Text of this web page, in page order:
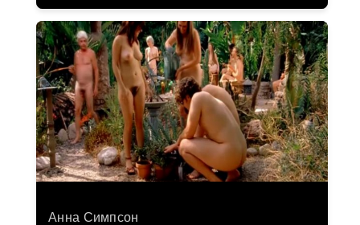
Анна Симпсон